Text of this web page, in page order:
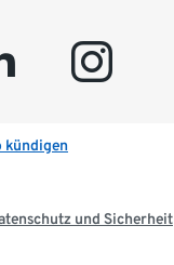
instagram
kündigen
und Sicherheit